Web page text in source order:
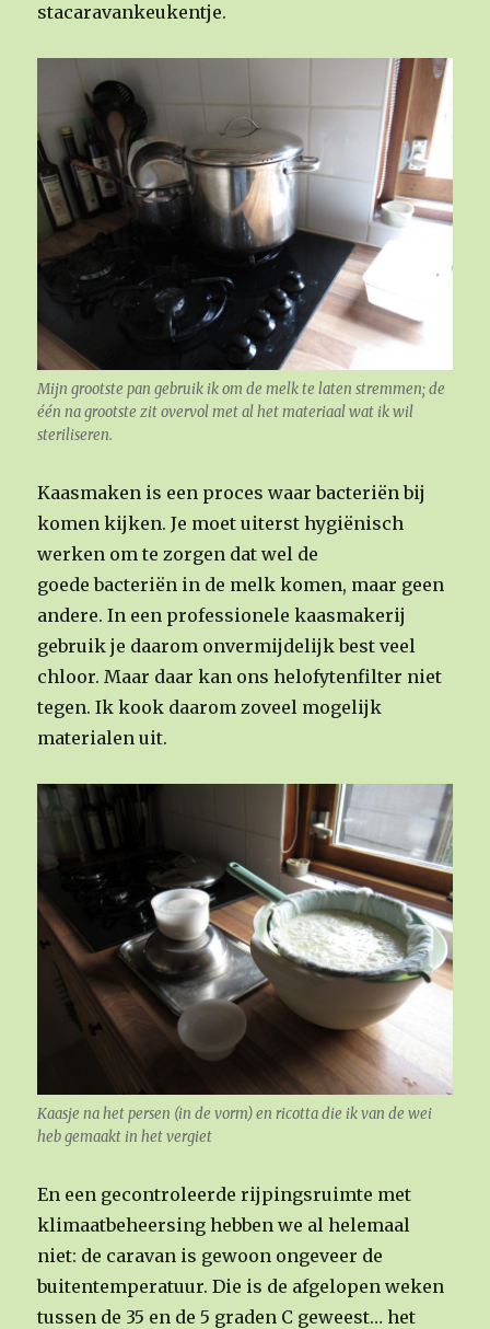
stacaravankeukentje.
Mijn grootste pan gebruik ik om de melk te laten stremmen; de
één na grootste zit overvol met al het materiaal wat ik wil
steriliseren.
Kaasmaken is een proces waar bacteriën bij
komen kijken. Je moet uiterst hygiënisch
werken om te zorgen dat wel de
goede bacteriën in de melk komen, maar geen
andere. In een professionele kaasmakerij
gebruik je daarom onvermijdelijk best veel
chloor. Maar daar kan ons helofytenfilter niet
tegen. Ik kook daarom zoveel mogelijk
materialen uit.
Kaasje na het persen (in de vorm) en ricotta die ik van de wei
heb gemaakt in het vergiet
En een gecontroleerde rijpingsruimte met
klimaatbeheersing hebben we al helemaal
niet: de caravan is gewoon ongeveer de
buitentemperatuur. Die is de afgelopen weken
tussen de 35 en de 5 graden C geweest… het